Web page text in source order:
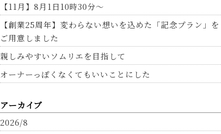
【11月】8月1日10時30分～
【創業25周年】変わらない想いを込めた「記念プラン」を
ご用意しました
親しみやすいソムリエを目指して
オーナーっぽくなくてもいいことにした
アーカイブ
2026/8